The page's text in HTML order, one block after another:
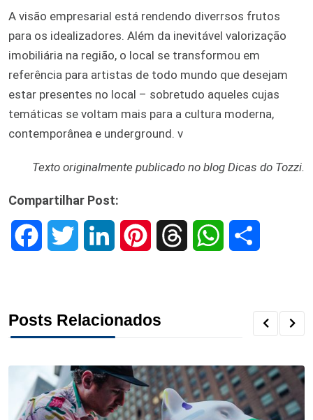
A visão empresarial está rendendo diverrsos frutos
para os idealizadores. Além da inevitável valorização
imobiliária na região, o local se transformou em
referência para artistas de todo mundo que desejam
estar presentes no local – sobretudo aqueles cujas
temáticas se voltam mais para a cultura moderna,
contemporânea e underground. ν
Texto originalmente publicado no blog Dicas do Tozzi.
Compartilhar Post:
e
o
t
e
k
d
t
r d A
Posts Relacionados